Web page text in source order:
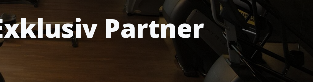
Partner